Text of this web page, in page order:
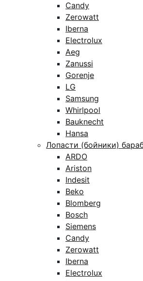
Candy
Zerowatt
Iberna
Electrolux
Aeg
Zanussi
Gorenje
LG
Samsung
Whirlpool
Bauknecht
Hansa
Лопасти (бойники)
ARDO
Ariston
Indesit
Beko
Blomberg
Bosch
Siemens
Candy
Zerowatt
Iberna
Electrolux